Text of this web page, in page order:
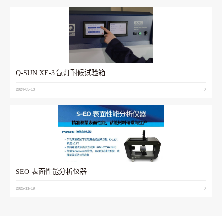
Q-SUN XE-3 氙灯耐候试验箱
2024-05-13
SEO 表面性能分析仪器
2025-11-19